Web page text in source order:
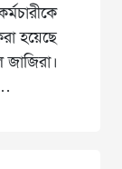
হয়েছে